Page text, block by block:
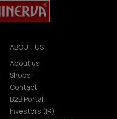
ABOUT US
About us
Shops
Contact
B2B Portal
Investors (IR)